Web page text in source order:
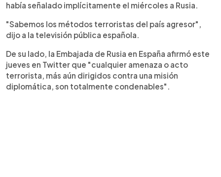
había señalado implícitamente el miércoles a Rusia.
"Sabemos los métodos terroristas del país agresor",
dijo a la televisión pública española.
De su lado, la Embajada de Rusia en España afirmó este
jueves en Twitter que "cualquier amenaza o acto
terrorista, más aún dirigidos contra una misión
diplomática, son totalmente condenables".